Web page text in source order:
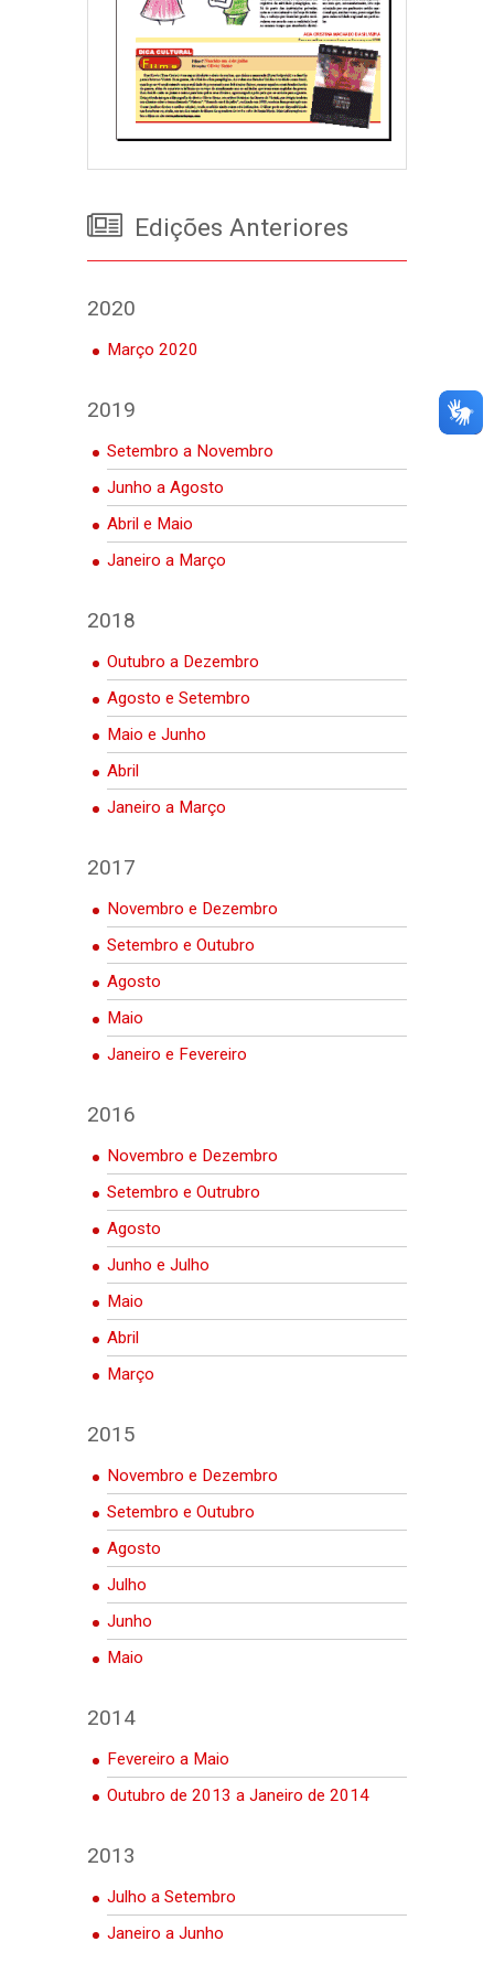
Edições Anteriores
2020
Março 2020
2019
Setembro a Novembro
Junho a Agosto
Abril e Maio
Janeiro a Março
2018
Outubro a Dezembro
Agosto e Setembro
Maio e Junho
Abril
Janeiro a Março
2017
Novembro e Dezembro
Setembro e Outubro
Agosto
Maio
Janeiro e Fevereiro
2016
Novembro e Dezembro
Setembro e Outrubro
Agosto
Junho e Julho
Maio
Abril
Março
2015
Novembro e Dezembro
Setembro e Outubro
Agosto
Julho
Junho
Maio
2014
Fevereiro a Maio
Outubro de 2013 a Janeiro de 2014
2013
Julho a Setembro
Janeiro a Junho